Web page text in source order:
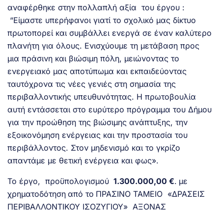
αναφέρθηκε στην πολλαπλή αξία του έργου :
“Είμαστε υπερήφανοι γιατί το σχολικό μας δίκτυο
πρωτοπορεί και συμβάλλει ενεργά σε έναν καλύτερο
πλανήτη για όλους. Eνισχύουμε τη μετάβαση προς
μια πράσινη και βιώσιμη πόλη, μειώνοντας το
ενεργειακό μας αποτύπωμα και εκπαιδεύοντας
ταυτόχρονα τις νέες γενιές στη σημασία της
περιβαλλοντικής υπευθυνότητας. Η πρωτοβουλία
αυτή εντάσσεται στο ευρύτερο πρόγραμμα του Δήμου
για την προώθηση της βιώσιμης ανάπτυξης, την
εξοικονόμηση ενέργειας και την προστασία του
περιβάλλοντος. Στον μηδενισμό και το γκρίζο
απαντάμε με θετική ενέργεια και φως».
Το έργο, προϋπολογισμού 1.300.000,00 €. με
χρηματοδότηση από το ΠΡΑΣΙΝΟ ΤΑΜΕΙΟ «ΔΡΑΣΕΙΣ
ΠΕΡΙΒΑΛΛΟΝΤΙΚΟΥ ΙΣΟΖΥΓΙΟΥ» ΑΞΟΝΑΣ